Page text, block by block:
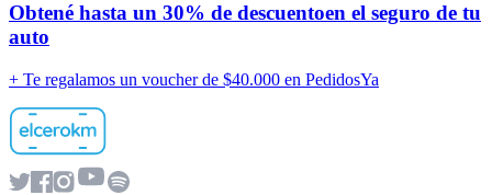
Obtené hasta un 30% de descuentoen el seguro de tu
auto
+ Te regalamos un voucher de $40.000 en PedidosYa